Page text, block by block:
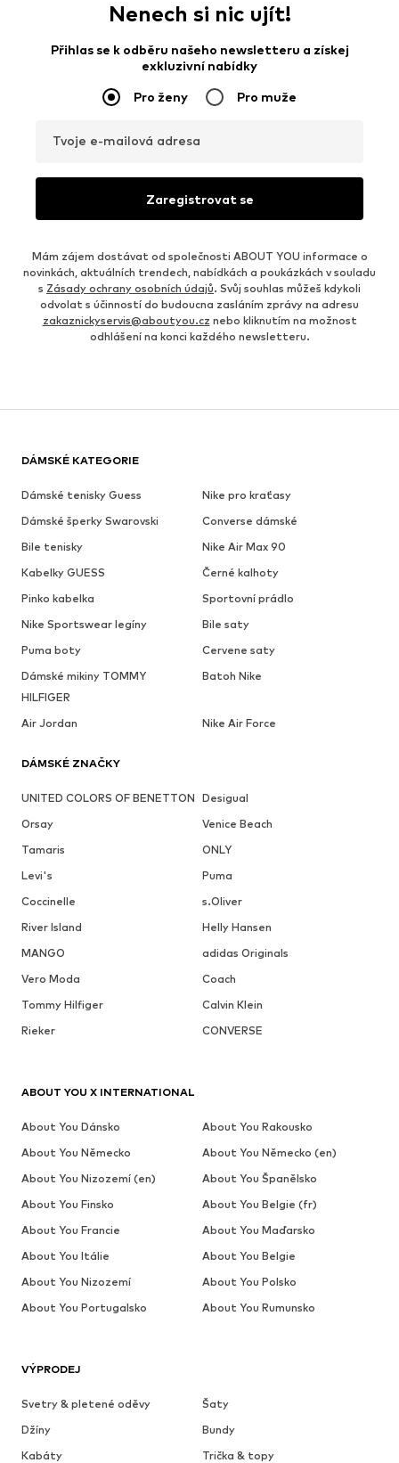
Nenech si nic ujít!
Přihlas se k odběru našeho newsletteru a získej
exkluzivní nabídky
Pro ženy Pro muže
Tvoje e-mailová adresa
Zaregistrovat se
Mám zájem dostávat od společnosti ABOUT YOU informace o
novinkách, aktuálních trendech, nabídkách a poukázkách v souladu
s Zásady ochrany osobních údajů. Svůj souhlas můžeš kdykoli
odvolat s účinností do budoucna zasláním zprávy na adresu
zakaznickyservis@aboutyou.cz nebo kliknutím na možnost
odhlášení na konci každého newsletteru.
DÁMSKÉ KATEGORIE
Dámské tenisky Guess
Nike pro kraťasy
Dámské šperky Swarovski
Converse dámské
Bile tenisky
Nike Air Max 90
Kabelky GUESS
Černé kalhoty
Pinko kabelka
Sportovní prádlo
Nike Sportswear legíny
Bile saty
Puma boty
Cervene saty
Dámské mikiny TOMMY
HILFIGER
Batoh Nike
Air Jordan Nike Air Force
DÁMSKÉ ZNAČKY
UNITED COLORS OF BENETTON Desigual
Orsay
Venice Beach
Tamaris
ONLY
Levi's
Puma
Coccinelle
s.Oliver
River Island
Helly Hansen
MANGO
adidas Originals
Vero Moda
Coach
Tommy Hilfiger
Calvin Klein
Rieker
CONVERSE
VÝPRODEJ
Svetry & pletené oděvy
Šaty
Džíny
Bundy
Kabáty
Trička & topy
ABOUT YOU X INTERNATIONAL
About You Dánsko
About You Rakousko
About You Německo
About You Německo (en)
About You Nizozemí (en)
About You Španělsko
About You Finsko
About You Belgie (fr)
About You Francie
About You Maďarsko
About You Itálie
About You Belgie
About You Nizozemí
About You Polsko
About You Portugalsko
About You Rumunsko